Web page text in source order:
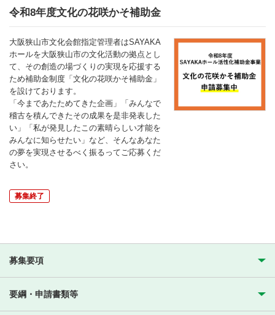
令和8年度文化の花咲かそ補助金
大阪狭山市文化会館指定管理者はSAYAKA
ホールを大阪狭山市の文化活動の拠点とし
て、その創造の場づくりの実現を応援する
ため補助金制度「文化の花咲かそ補助金」
を設けております。
「今まであたためてきた企画」「みんなで
稽古を積んできたその成果を是非発表した
い」「私が発見したこの素晴らしい才能を
みんなに知らせたい」など、そんなあなた
の夢を実現させるべく振るってご応募くだ
さい。
募集終了
募集要項
要綱・申請書類等